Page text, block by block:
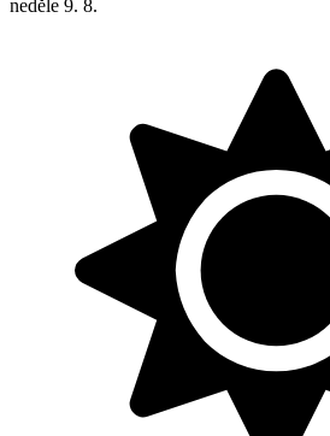
neděle 9. 8.